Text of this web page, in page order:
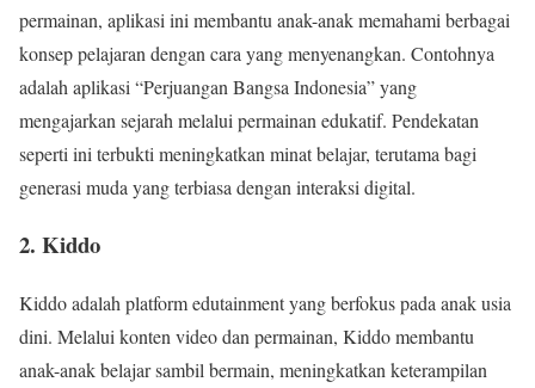
permainan, aplikasi ini membantu anak-anak memahami berbagai
konsep pelajaran dengan cara yang menyenangkan. Contohnya
adalah aplikasi “Perjuangan Bangsa Indonesia” yang
mengajarkan sejarah melalui permainan edukatif. Pendekatan
seperti ini terbukti meningkatkan minat belajar, terutama bagi
generasi muda yang terbiasa dengan interaksi digital.
2. Kiddo
Kiddo adalah platform edutainment yang berfokus pada anak usia
dini. Melalui konten video dan permainan, Kiddo membantu
anak-anak belajar sambil bermain, meningkatkan keterampilan